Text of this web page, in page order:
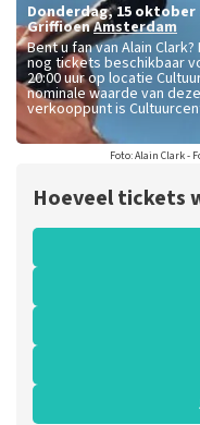
donderdag,15 oktober
GriffioenAmsterdam
Bent u fan van Alain
nog tickets beschikbaar
20:00 uur op locatie
nominale waarde van
verkooppunt is
Foto: Alain Clark -
Hoeveel tickets